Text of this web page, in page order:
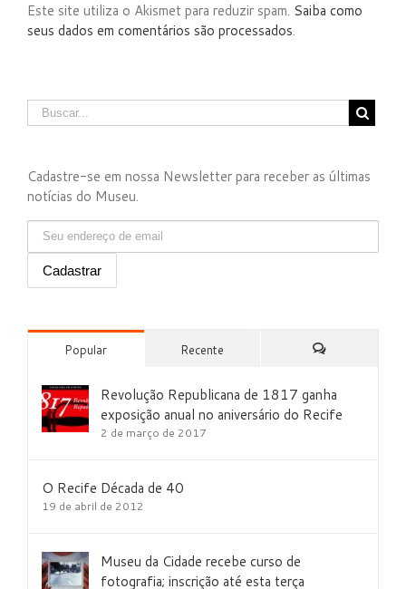
Este site utiliza o Akismet para reduzir spam. Saiba como
seus dados em comentários são processados.
Cadastre-se em nossa Newsletter para receber as últimas
notícias do Museu.
Popular Recente
Revolução Republicana de 1817 ganha
exposição anual no aniversário do Recife
2 de março de 2017
O Recife Década de 40
19 de abril de 2012
Museu da Cidade recebe curso de
fotografia; inscrição até esta terça